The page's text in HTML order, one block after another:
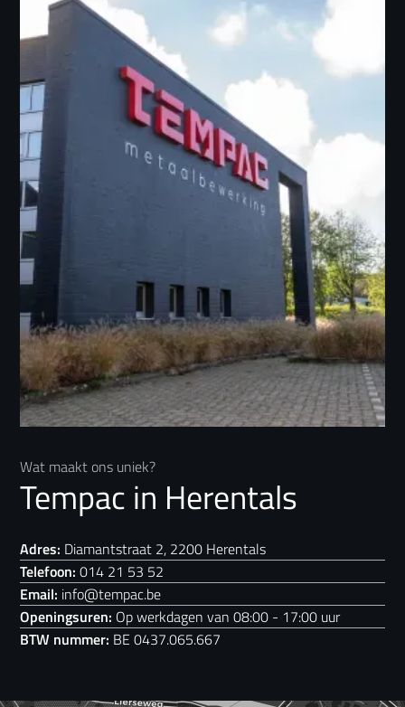
Wat maakt ons uniek?
Tempac in Herentals
Adres: Diamantstraat 2, 2200 Herentals
Telefoon: 014 21 53 52
Email: info@tempac.be
Openingsuren: Op werkdagen van 08:00 - 17:00 uur
BTW nummer: BE 0437.065.667